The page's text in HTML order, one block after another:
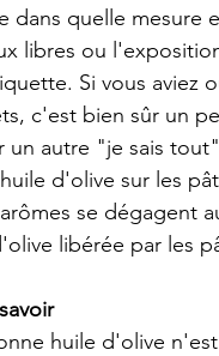
dans quelle mesure
libres ou
Si vous aviez
c'est bien sûr un
un autre "je sais
d'olive sur les
se dégagent
libérée par les
huile d'olive